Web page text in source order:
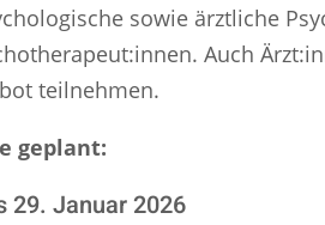
sowie ärztliche
Auch
teilnehmen.
geplant:
29. Januar 2026